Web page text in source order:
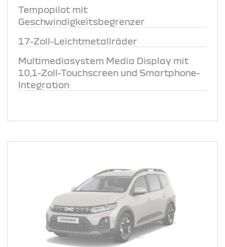
Tempopilot mit
Geschwindigkeitsbegrenzer
17-Zoll-Leichtmetallräder
Multimediasystem Media Display mit
10,1-Zoll-Touchscreen und Smartphone-
Integration